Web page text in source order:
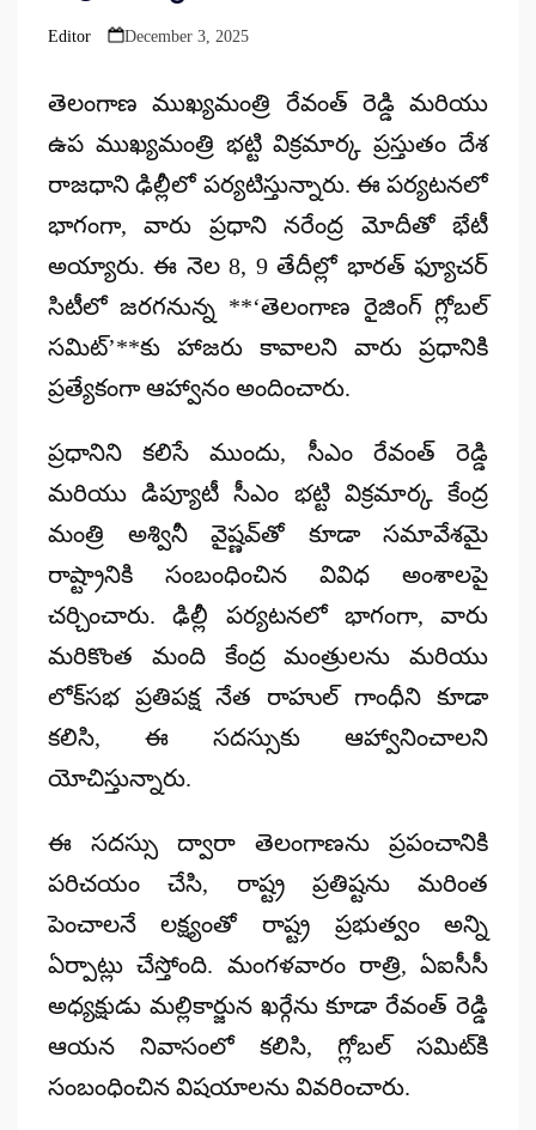
Posted
Editor December 3, 2025
తెలంగాణ ముఖ్యమంత్రి రేవంత్ రెడ్డిమరియు
ఉప ముఖ్యమంత్రి భట్టి విక్రమార్క ప్రస్తుతం దేశ
రాజధాని ఢిల్లీలో పర్యటిస్తున్నారు. ఈ పర్యటనలో
భాగంగా, వారు ప్రధాని నరేంద్ర మోదీతో భేటీ
అయ్యారు. ఈ నెల8, 9 తేదీల్లో భారత్ ఫ్యూచర్
సిటీలోజరగనున్న **‘తెలంగాణ రైజింగ్ గ్లోబల్
సమిట్’**కు హాజరు కావాలని వారు ప్రధానికి
ప్రత్యేకంగా ఆహ్వానం అందించారు.
ప్రధానిని కలిసే ముందు, సీఎం రేవంత్ రెడ్డి
మరియు డిప్యూటీ సీఎం భట్టి విక్రమార్క కేంద్ర
మంత్రి అశ్వినీ వైష్ణవ్‌తోకూడా సమావేశమై
రాష్ట్రానికి సంబంధించిన వివిధ అంశాలపై
చర్చించారు. ఢిల్లీ పర్యటనలో భాగంగా, వారు
మరికొంత మంది కేంద్ర మంత్రులను మరియు
లోక్‌సభ ప్రతిపక్ష నేతరాహుల్ గాంధీని కూడా
కలిసి, ఈ సదస్సుకు ఆహ్వానించాలని
యోచిస్తున్నారు.
ఈ సదస్సు ద్వారా తెలంగాణను ప్రపంచానికి
పరిచయం చేసి, రాష్ట్ర ప్రతిష్టను మరింత
పెంచాలనే లక్ష్యంతో రాష్ట్ర ప్రభుత్వం అన్ని
ఏర్పాట్లు చేస్తోంది. మంగళవారం రాత్రి, ఏఐసీసీ
అధ్యక్షుడు మల్లికార్జున ఖర్గేనుకూడా రేవంత్ రెడ్డి
ఆయన నివాసంలో కలిసి, గ్లోబల్ సమిట్‌కి
సంబంధించిన విషయాలను వివరించారు.